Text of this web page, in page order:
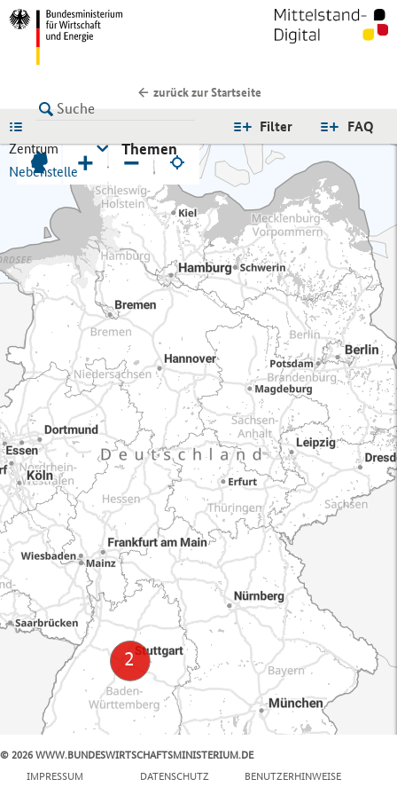
zurück zur Startseite
FAQ
Filter
Zentrum
Nebenstelle
Themen
+ −
© 2026 WWW.BUNDESWIRTSCHAFTSMINISTERIUM.DE
IMPRESSUM
DATENSCHUTZ BENUTZERHINWEISE